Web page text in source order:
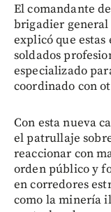
El comandante
brigadier general
explicó que estas
soldados
especializado
coordinado con
Con esta nueva
el patrullaje
reaccionar con
orden público y
en corredores
como la minería